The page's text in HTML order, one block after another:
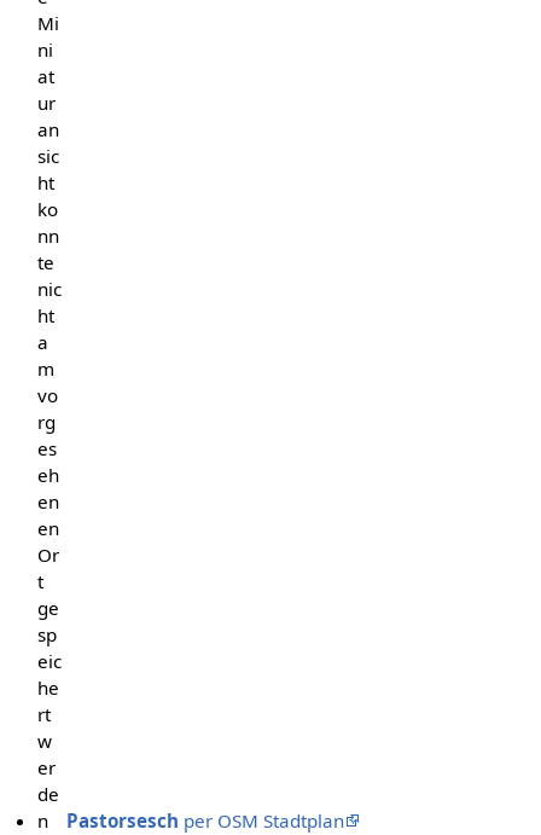
Mi
ni
at
ur
an
sic
ht
ko
nn
te
nic
ht
a
m
vo
rg
es
eh
en
en
Or
t
ge
sp
eic
he
rt
w
er
de
n
Pastorsesch per OSM Stadtplan